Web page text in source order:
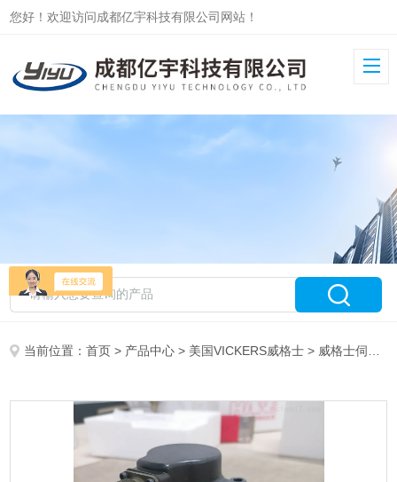
您好！欢迎访问成都亿宇科技有限公司网站！
当前位置：首页 > 产品中心 > 美国VICKERS威格士 > 威格士伺服阀